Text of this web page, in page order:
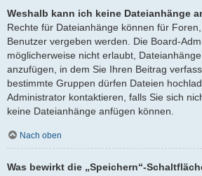
Weshalb kann ich keine Dateianhänge
Rechte für Dateianhänge können für
Benutzer vergeben werden. Die Board-
möglicherweise nicht erlaubt,
anzufügen, in dem Sie Ihren Beitrag
bestimmte Gruppen dürfen Dateien
Administrator kontaktieren, falls Sie sich
keine Dateianhänge anfügen können.
Nach oben
Was bewirkt die „Speichern“-